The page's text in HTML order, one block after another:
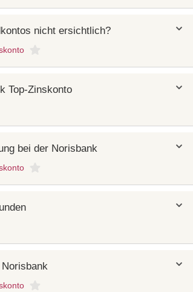
nicht ersichtlich?
Top-Zinskonto
bei der Norisbank